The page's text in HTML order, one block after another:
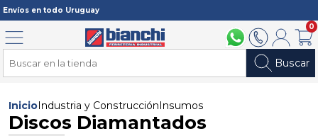
Envíos en todo Uruguay
094 211 1122902 2902Mi cuenta
0
Buscar
Menú
Inicio Industria y Construcción Insumos
Discos Diamantados